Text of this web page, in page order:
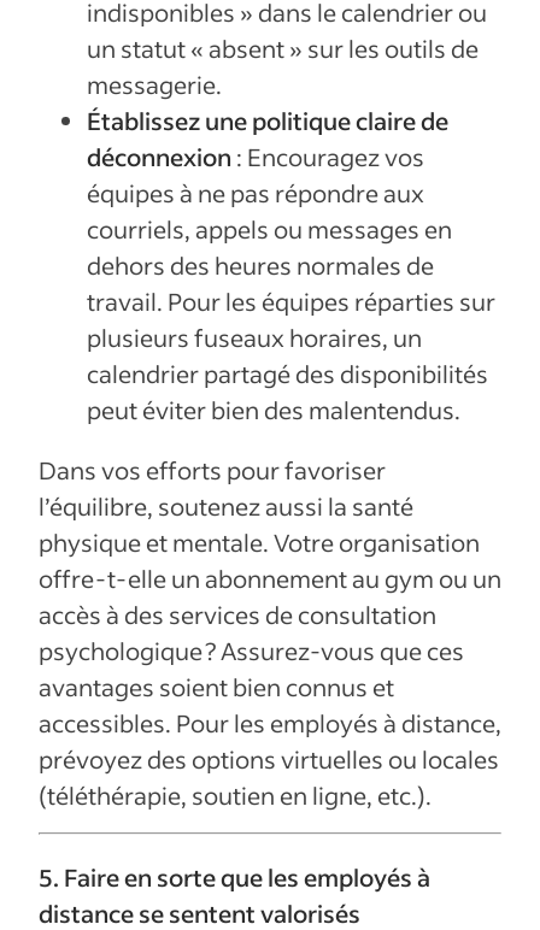
indisponibles » dans le calendrier ou
un statut « absent » sur les outils de
messagerie.
Établissez une politique claire de
déconnexion : Encouragez vos
équipes à ne pas répondre aux
courriels, appels ou messages en
dehors des heures normales de
travail. Pour les équipes réparties sur
plusieurs fuseaux horaires, un
calendrier partagé des disponibilités
peut éviter bien des malentendus.
Dans vos efforts pour favoriser
l’équilibre, soutenez aussi la santé
physique et mentale. Votre organisation
offre-t-elle un abonnement au gym ou un
accès à des services de consultation
psychologique ? Assurez-vous que ces
avantages soient bien connus et
accessibles. Pour les employés à distance,
prévoyez des options virtuelles ou locales
(téléthérapie, soutien en ligne, etc.).
5. Faire en sorte que les employés à
distance se sentent valorisés